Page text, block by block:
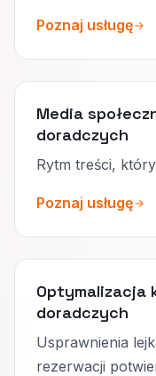
Poznaj usługę
Media
doradczych
Rytm treści,
Poznaj usługę
Optymalizacja
doradczych
Usprawnienia
rezerwacji